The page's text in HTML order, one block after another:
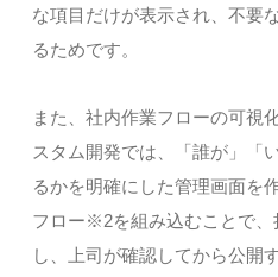
な項目だけが表示され、不要
るためです。
また、社内作業フローの可視
スタム開発では、「誰が」「
るかを明確にした管理画面を
フロー※2を組み込むことで
し、上司が確認してから公開